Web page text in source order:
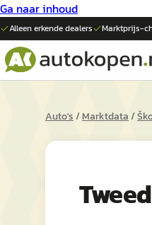
Ga naar inhoud
Alleen erkende dealers Marktprijs-
Auto's/Marktdata/